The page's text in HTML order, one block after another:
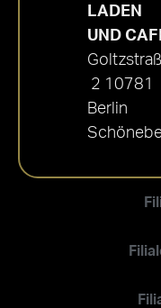
LADEN
UND
2 10781
Berlin